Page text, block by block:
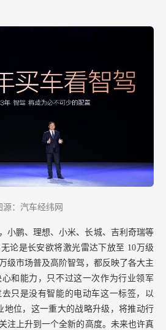
源：汽车经纬网
小鹏、理想、小米、长城、吉利奇瑞等
论是长安欲将激光雷达下放至 10万级
级市场普及高阶智驾，都反映了各大主
和能力，只不过这一次作为行业领军
只是没有智能的电动车这一标签，以
地位，这一重大的战略升级，将推动行
注上升到一个全新的高度。未来也许真